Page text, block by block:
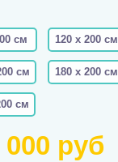
000 руб
см 120 х 200 см
см 180 х 200 см
см